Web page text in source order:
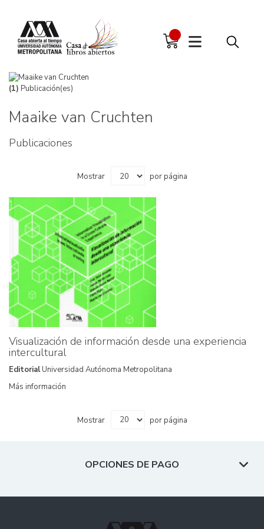
(1) Publicación(es)
Maaike van Cruchten
Publicaciones
Mostrar por página
Visualización de información desde una experiencia
intercultural
EditorialUniversidad Autónoma Metropolitana
Más información
Mostrar por página
OPCIONES DE PAGO